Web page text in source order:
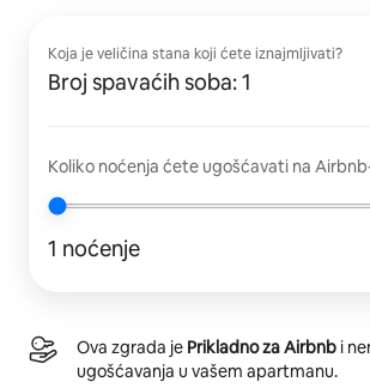
Koja je veličina stana koji ćete iznajmljivati?
Broj spavaćih soba: 1
Koliko noćenja ćete ugošćavati na
1 noćenje
Ova zgrada je Prikladno za Airbnb i
ugošćavanja u vašem apartmanu.